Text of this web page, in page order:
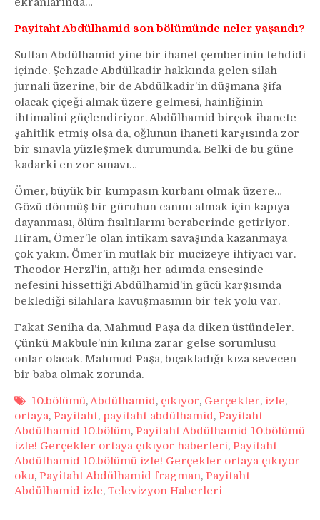
Payitaht Abdülhamid son bölümünde neler yaşandı?
Sultan Abdülhamid yine bir ihanet çemberinin tehdidi
içinde. Şehzade Abdülkadir hakkında gelen silah
jurnali üzerine, bir de Abdülkadir’in düşmana şifa
olacak çiçeği almak üzere gelmesi, hainliğinin
ihtimalini güçlendiriyor. Abdülhamid birçok ihanete
şahitlik etmiş olsa da, oğlunun ihaneti karşısında zor
bir sınavla yüzleşmek durumunda. Belki de bu güne
kadarki en zor sınavı…
Ömer, büyük bir kumpasın kurbanı olmak üzere…
Gözü dönmüş bir güruhun canını almak için kapıya
dayanması, ölüm fısıltılarını beraberinde getiriyor.
Hiram, Ömer’le olan intikam savaşında kazanmaya
çok yakın. Ömer’in mutlak bir mucizeye ihtiyacı var.
Theodor Herzl’in, attığı her adımda ensesinde
nefesini hissettiği Abdülhamid’in gücü karşısında
beklediği silahlara kavuşmasının bir tek yolu var.
Fakat Seniha da, Mahmud Paşa da diken üstündeler.
Çünkü Makbule’nin kılına zarar gelse sorumlusu
onlar olacak. Mahmud Paşa, bıçakladığı kıza sevecen
bir baba olmak zorunda.
10.bölümü,Abdülhamid, çıkıyor, Gerçekler, izle,
ortaya, Payitaht, payitaht abdülhamid, Payitaht
Abdülhamid 10.bölüm, Payitaht Abdülhamid 10.bölümü
izle! Gerçekler ortaya çıkıyor haberleri, Payitaht
Abdülhamid 10.bölümü izle! Gerçekler ortaya çıkıyor
oku, Payitaht Abdülhamid fragman, Payitaht
Abdülhamid izle, Televizyon Haberleri